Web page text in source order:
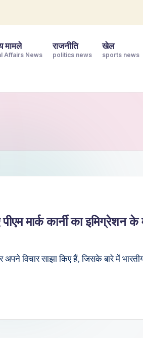
मामले
Affairs News
राजनीति
politics news
खेल
sports news
मार्क कार्नी का इमिग्रेशन के
अपने विचार साझा किए हैं, जिसके बारे में